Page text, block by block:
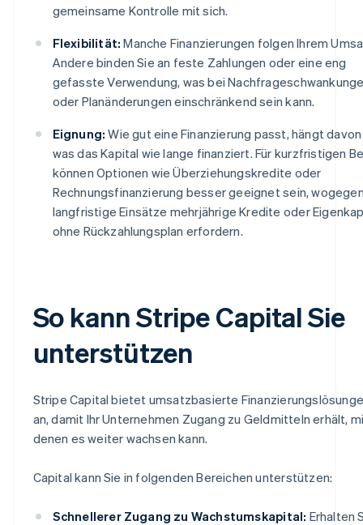
gemeinsame Kontrolle mit sich.
Flexibilität: Manche Finanzierungen folgen Ihrem
Andere binden Sie an feste Zahlungen oder eine eng
gefasste Verwendung, was bei
oder Planänderungen einschränkend sein kann.
Eignung: Wie gut eine Finanzierung passt, hängt
was das Kapital wie lange finanziert. Für kurzfristigen
können Optionen wie Überziehungskredite oder
Rechnungsfinanzierung besser geeignet sein,
langfristige Einsätze mehrjährige Kredite oder
ohne Rückzahlungsplan erfordern.
So kann Stripe Capital Sie
unterstützen
Stripe Capital bietet umsatzbasierte
an, damit Ihr Unternehmen Zugang zu Geldmitteln erhält,
denen es weiter wachsen kann.
Capital kann Sie in folgenden Bereichen unterstützen:
Schnellerer Zugang zu Wachstumskapital: Erhalten